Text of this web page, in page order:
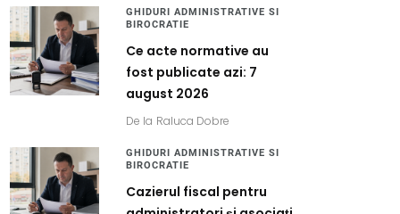
GHIDURI ADMINISTRATIVE SI
BIROCRATIE
Ce acte normative au
fost publicate azi: 7
august 2026
De la Raluca Dobre
GHIDURI ADMINISTRATIVE SI
BIROCRATIE
Cazierul fiscal pentru